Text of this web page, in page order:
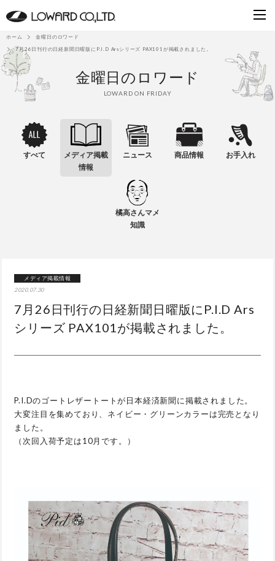
ホーム
金曜日のロワード
7月26日刊行の日経新聞日曜版にP.I.D Arsシリーズ PAX101が掲載されました。
金曜日のロワード
LOWARD ON FRIDAY
すべて
メディア掲載
情報
ニュース 商品情報 お手入れ
橘高さんマメ
知識
メディア掲載情報
2020.07.30
7月26日刊行の日経新聞日曜版にP.I.D Ars
シリーズ PAX101が掲載されました。
P.I.Dのゴートレザートートが日本経済新聞に掲載されました。
大変注目を集めており、ネイビー・グリーンカラーは完売となり
ました。
（次回入荷予定は10月です。）